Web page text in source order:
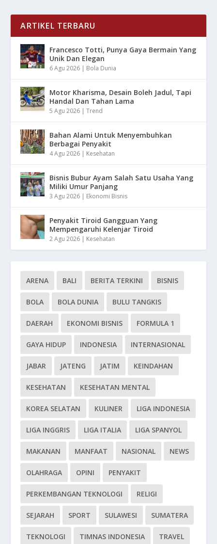
ARTIKEL TERBARU
Francesco Totti, Punya Gaya Bermain Yang
Unik Dan Elegan
6 Agu 2026 | Bola Dunia
Motor Kharisma, Desain Boleh Jadul, Tapi
Handal Dan Tahan Lama
5 Agu 2026 |Trend
Bahan Alami Untuk Menyembuhkan
Berbagai Penyakit
4 Agu 2026 | Kesehatan
Bisnis Bubur Ayam Salah Satu Usaha Yang
Miliki Umur Panjang
3 Agu 2026 | Ekonomi Bisnis
Penyakit Tiroid Gangguan Yang
Mempengaruhi Kelenjar Tiroid
2 Agu 2026 | Kesehatan
ARENA BALI BERITA TERKINI BISNIS
BOLA BOLA DUNIA BULU TANGKIS
DAERAH EKONOMI BISNIS FORMULA 1
GAYA HIDUP INDONESIA INTERNASIONAL
JABAR JATENG JATIM KEINDAHAN
KESEHATAN KESEHATAN MENTAL
KOREA SELATAN KULINER LIGA INDONESIA
LIGA INGGRIS LIGA ITALIA LIGA SPANYOL
MAKANAN MANFAAT NASIONAL NEWS
OLAHRAGA OPINI PENYAKIT
PERKEMBANGAN TEKNOLOGI RELIGI
SEJARAH SPORT SULAWESI SUMATERA
TEKNOLOGI TIMNAS INDONESIA TRAVEL